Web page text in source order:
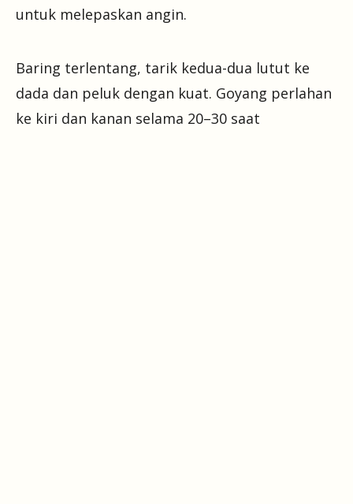
untuk melepaskan angin.
Baring terlentang, tarik kedua-dua lutut ke
dada dan peluk dengan kuat. Goyang perlahan
ke kiri dan kanan selama 20–30 saat